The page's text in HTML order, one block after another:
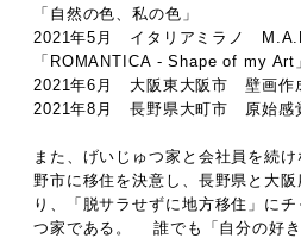
「自然の色、私の色」
2021年5月 イタリアミラノ
「ROMANTICA - Shape of my Art
2021年6月 大阪東大阪市 壁画作
2021年8月 長野県大町市 原始感
また、げいじゅつ家と会社員を続
野市に移住を決意し、長野県と大
り、「脱サラせずに地方移住」に
つ家である。 誰でも「自分の好き